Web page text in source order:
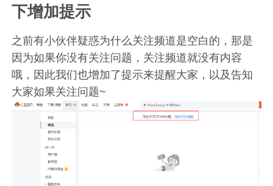
下增加提示
之前有小伙伴疑惑为什么关注频道是空白的，那是
因为如果你没有关注问题，关注频道就没有内容
哦，因此我们也增加了提示来提醒大家，以及告知
大家如果关注问题~